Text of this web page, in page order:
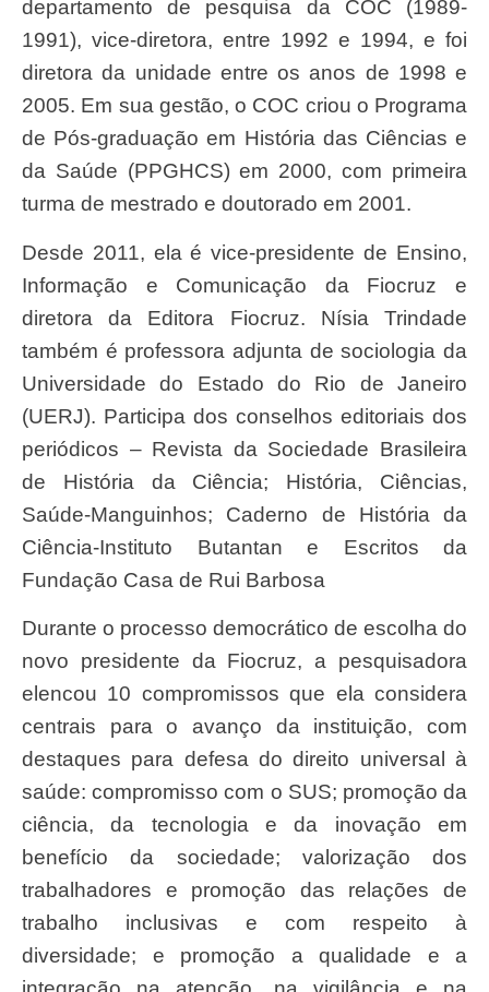
departamento de pesquisa da COC (1989-
1991), vice-diretora, entre 1992 e 1994, e foi
diretora da unidade entre os anos de 1998 e
2005. Em sua gestão, o COC criou o Programa
de Pós-graduação em História das Ciências e
da Saúde (PPGHCS) em 2000, com primeira
turma de mestrado e doutorado em 2001.
Desde 2011, ela é vice-presidente de Ensino,
Informação e Comunicação da Fiocruz e
diretora da Editora Fiocruz. Nísia Trindade
também é professora adjunta de sociologia da
Universidade do Estado do Rio de Janeiro
(UERJ). Participa dos conselhos editoriais dos
periódicos – Revista da Sociedade Brasileira
de História da Ciência; História, Ciências,
Saúde-Manguinhos; Caderno de História da
Ciência-Instituto Butantan e Escritos da
Fundação Casa de Rui Barbosa
Durante o processo democrático de escolha do
novo presidente da Fiocruz, a pesquisadora
elencou 10 compromissos que ela considera
centrais para o avanço da instituição, com
destaques para defesa do direito universal à
saúde: compromisso com o SUS; promoção da
ciência, da tecnologia e da inovação em
benefício da sociedade; valorização dos
trabalhadores e promoção das relações de
trabalho inclusivas e com respeito à
diversidade; e promoção a qualidade e a